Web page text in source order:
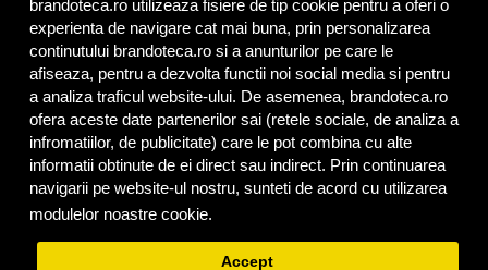
brandoteca.ro utilizeaza fisiere de tip cookie pentru a oferi o
experienta de navigare cat mai buna, prin personalizarea
continutului brandoteca.ro si a anunturilor pe care le
afiseaza, pentru a dezvolta functii noi social media si pentru
a analiza traficul website-ului. De asemenea, brandoteca.ro
ofera aceste date partenerilor sai (retele sociale, de analiza a
infromatiilor, de publicitate) care le pot combina cu alte
informatii obtinute de ei direct sau indirect. Prin continuarea
navigarii pe website-ul nostru, sunteti de acord cu utilizarea
modulelor noastre cookie.
Accept
URMĂREȘTE-NE
© Copyright Brandoteca 2025 |Termeni|Confidențialitate|Cookies